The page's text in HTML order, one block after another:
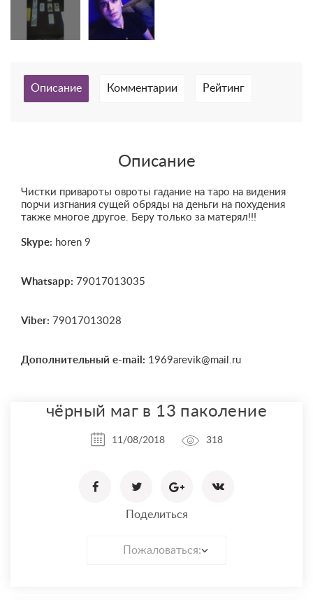
Описание Комментарии Рейтинг
Описание
Чистки привароты овроты гадание на таро на видения
порчи изгнания сущей обряды на деньги на похудения
также многое другое. Беру только за матерял!!!
Skype: horen 9
Whatsapp: 79017013035
Viber: 79017013028
Дополнительный e-mail: 1969arevik@mail.ru
чёрный маг в 13 паколение
11/08/2018 318
Поделиться
Пожаловаться: